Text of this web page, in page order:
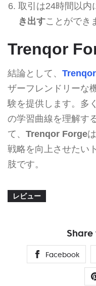
取引は24時間以内
き出すことができ
Trenqor
結論として、
ザーフレンドリーな
験を提供します。多
の学習曲線を理解す
て、 Trenqor Forge
戦略を向上させたい
肢です。
レビュー
Facebook